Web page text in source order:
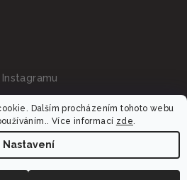
Dalším procházením tohoto webu
Více informací zde.
Nastavení